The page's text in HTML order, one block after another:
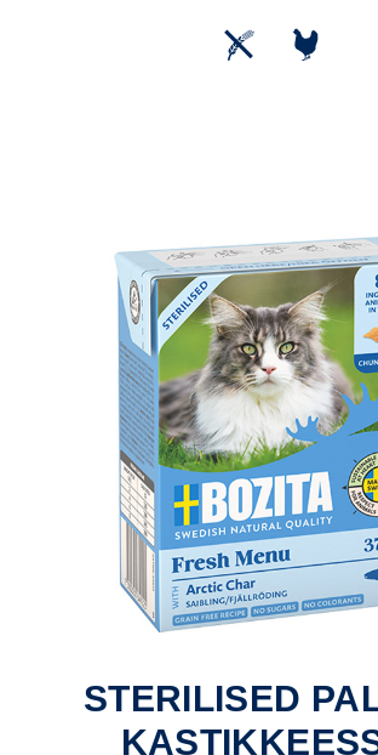
STERILISED